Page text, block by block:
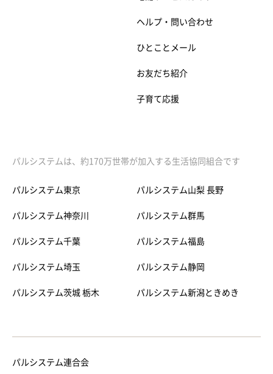
ヘルプ・問い合わせ
ひとことメール
お友だち紹介
子育て応援
パルシステムは、約170万世帯が加入する生活協同組合です
パルシステム東京
パルシステム神奈川
パルシステム千葉
パルシステム埼玉
パルシステム茨城 栃木
パルシステム山梨 長野
パルシステム群馬
パルシステム福島
パルシステム静岡
パルシステム新潟ときめき
パルシステム連合会